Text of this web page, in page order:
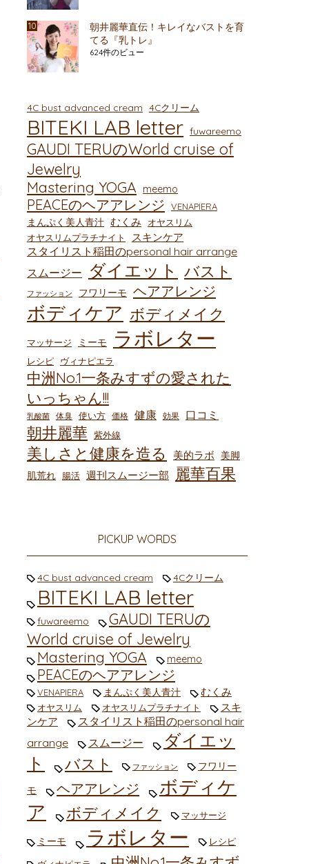
朝井麗華直伝！キレイなバストを育
てる『乳トレ』
624件のビュー
4C bust advanced cream 4Cクリーム
BITEKI LAB letter fuwareemo
GAUDI TERUのWorld cruise of
Jewelry
Mastering YOGA meemo
PEACEのヘアアレンジ VENAPIERA
まんぷく美人青汁 むくみ
オヤスリム
オヤスリムプラチナイト
スキンケア
スタイリスト稲田のpersonal hair arrange
スムージー
ダイエット バスト
ファッション フワリーモ ヘアアレンジ
ボディケア ボディメイク
マッサージ ミーモ ラボレター
レシピ ヴィナピエラ
中洲No.1一条みすずの愛された
いっちゃん!!!
乳酸菌 体臭 使い方 価格 健康 効果 口コミ
朝井麗華 紫外線
美しさと健康を造る 美的ラボ
美脚
肌荒れ
腸活 週刊スムージー部 麗華百果
PICKUP WORDS
4C bust advanced cream 4Cクリーム
BITEKI LAB letter
fuwareemo
GAUDI TERUの
World cruise of Jewelry
Mastering YOGA meemo
PEACEのヘアアレンジ
VENAPIERA まんぷく美人青汁 むくみ
オヤスリム オヤスリムプラチナイト
スキ
ンケア
スタイリスト稲田のpersonal hair
arrange
スムージー
ダイエッ
ト
バスト ファッション フワリー
モ ヘアアレンジ
ボディケ
ア
ボディメイク マッサージ
ミーモ ラボレター レシピ